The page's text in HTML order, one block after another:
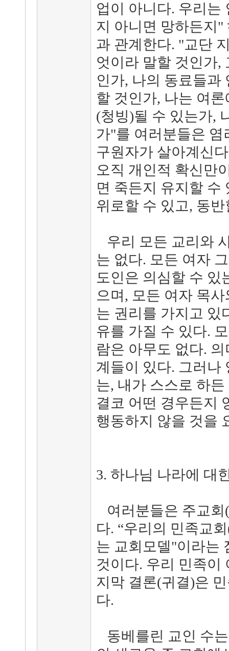
업이 아니다. 우리는
지 아니면 망하든지
과 관계한다. "교단
엇이라 말할 것인가,
인가, 나의 동료들과
할 것인가, 나는 여
(청빙)될 수 있는가,
가"를 여러분들은 염
구원자가 살아계신
오직 개인적 확신만
면 죽든지 유지할 수
위로할 수 있고, 동
우리 모든 교리와
는 없다. 모든 여자
도인은 의심할 수 있
으며, 모든 여자 목
는 권리를 가지고 있
유를 가질 수 있다.
람은 아무도 없다.
계들이 있다. 그러나
는, 내가 스스로 하
결코 어떤 경우든지
행동하지 않을 것을
3. 하나님 나라에 대
여러분들은 주교회
다. “우리의 민족교
는 교회모델"이라는
것이다. 우리 민족이
지막 결론(귀결)은
다.
동베를린 교인 수